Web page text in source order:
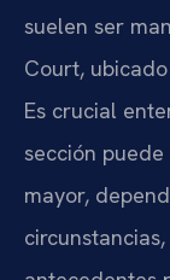
suelen ser
Court,
Es crucial
sección
mayor,